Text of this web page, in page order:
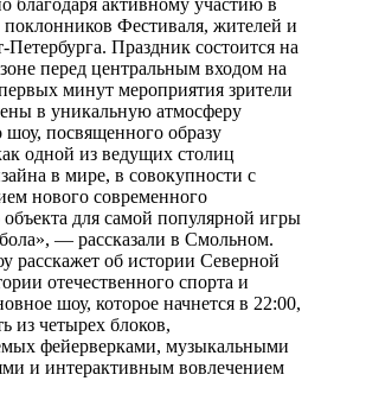
поклонников Фестиваля, жителей и
Петербурга. Праздник состоится на
перед центральным входом на
минут мероприятия зрители
в уникальную атмосферу
шоу, посвященного образу
одной из ведущих столиц
в мире, в совокупности с
нового современного
для самой популярной игры
— рассказали в Смольном.
расскажет об истории Северной
отечественного спорта и
шоу, которое начнется в 22:00,
из четырех блоков,
фейерверками, музыкальными
и интерактивным вовлечением